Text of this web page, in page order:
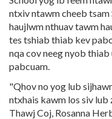
ntxiv ntawm cheeb
haujlwm nthuav tawm
tes tshiab thiab kev
nqa cov neeg nyob
pabcuam.
"Qhov no yog lub
ntxhais kawm los siv
Thawj Coj, Rosanna